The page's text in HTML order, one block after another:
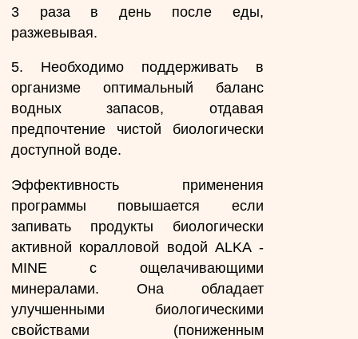
3 раза в день после еды,
разжевывая.
5. Необходимо поддерживать в
организме оптимальный баланс
водных запасов, отдавая
предпочтение чистой биологически
доступной воде.
Эффективность применения
программы повышается если
запивать продукты биологически
активной коралловой водой ALKA -
MINE с ощелачивающими
минералами. Она обладает
улучшенными биологическими
свойствами (пониженным